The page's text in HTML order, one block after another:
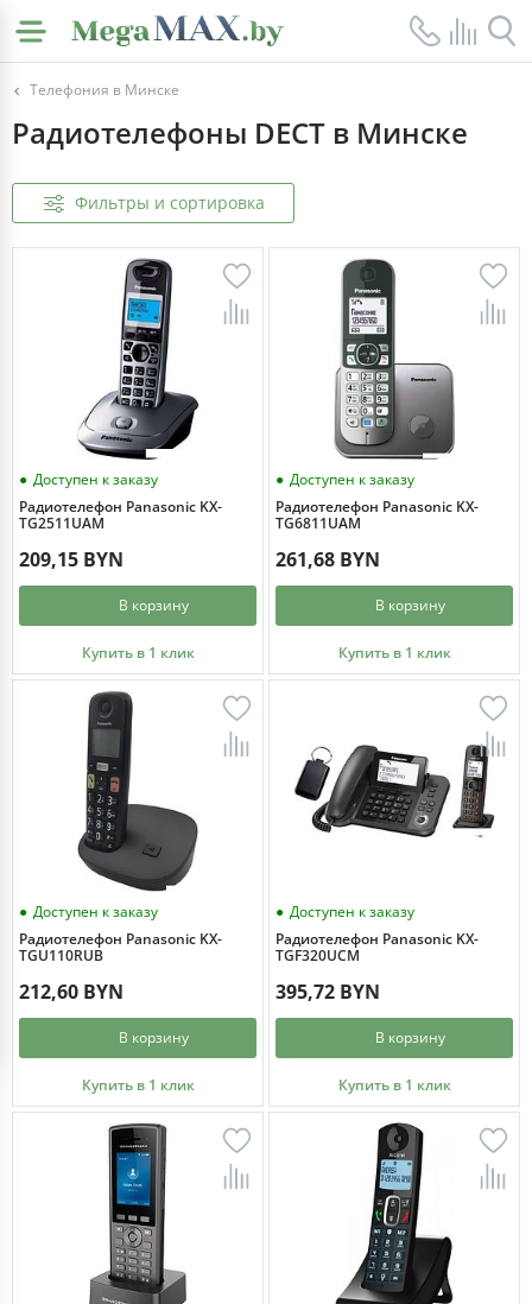
Телефония в Минске
Радиотелефоны DECT в Минске
Фильтры и сортировка
Доступен к заказу
Радиотелефон Panasonic KX-
TG2511UAM
209,15 BYN
В корзину
Купить в 1 клик
Доступен к заказу
Радиотелефон Panasonic KX-
TG6811UAM
261,68 BYN
В корзину
Купить в 1 клик
Доступен к заказу
Радиотелефон Panasonic KX-
TGU110RUB
212,60 BYN
В корзину
Купить в 1 клик
Доступен к заказу
Радиотелефон Panasonic KX-
TGF320UCM
395,72 BYN
В корзину
Купить в 1 клик